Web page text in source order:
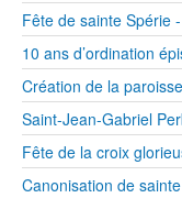
Fête de sainte Spérie
10 ans d’ordination
Création de la
Saint-Jean-Gabriel
Fête de la croix
Canonisation de